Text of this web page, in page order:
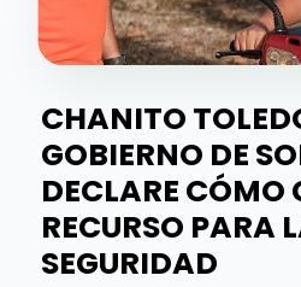
CHANITO
GOBIERNO DE
DECLARE CÓMO
RECURSO PARA
SEGURIDAD